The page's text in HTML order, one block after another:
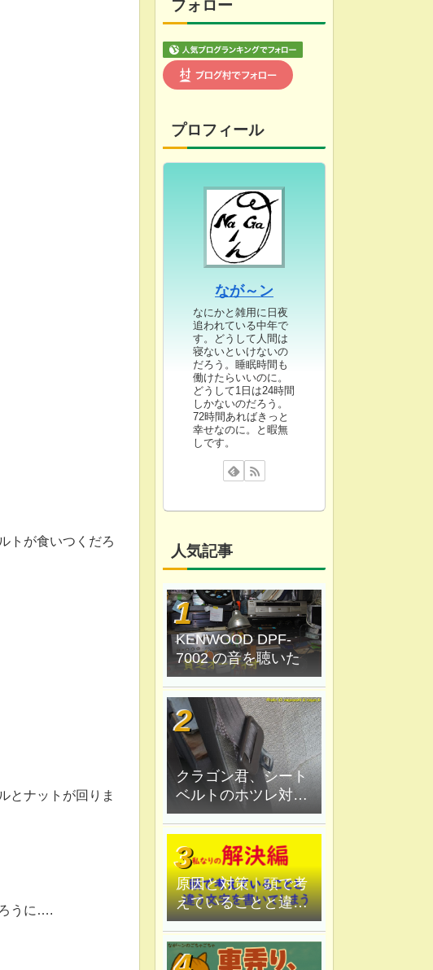
トが食いつくだろ
とナットが回りま
うに….
フォロー
プロフィール
なが～ン
なにかと雑用に日夜
追われている中年で
す。どうして人間は
寝ないといけないの
だろう。睡眠時間も
働けたらいいのに。
どうして1日は24時間
しかないのだろう。
72時間あればきっと
幸せなのに。と暇無
しです。
人気記事
KENWOOD DPF-
7002 の音を聴いた
クラゴン君、シート
ベルトのホツレ対策
修理、ハンダ鏝で炙
ってみる
原因と対策｜頭で考
えていることと違う
文字を書いてしま
う。